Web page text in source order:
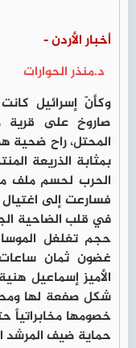
أخبار الأردن -
د.منذر الحوارات
وكأنّ إسرائيل
صاروخ على
المحتل، راح ضحية
بمثابة الذريعة
الحرب لحسم ملف
فسارعت إلى
في قلب الضاحية
حجم تغلغل
غضون ثمان
الأميز إسماعيل
شكل صفعة لها
خصومها مخابراتياً
حماية ضيف المرشد